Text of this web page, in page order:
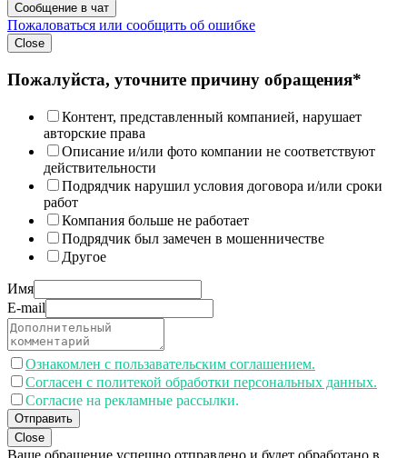
Сообщение в чат
Пожаловаться или сообщить об ошибке
Close
Пожалуйста, уточните причину обращения*
Контент, представленный компанией, нарушает
авторские права
Описание и/или фото компании не соответствуют
действительности
Подрядчик нарушил условия договора и/или сроки
работ
Компания больше не работает
Подрядчик был замечен в мошенничестве
Другое
Имя
E-mail
Ознакомлен с пользавательским соглашением.
Согласен с политекой обработки персональных данных.
Согласие на рекламные рассылки.
Отправить
Close
Ваше обращение успешно отправлено и будет обработано в